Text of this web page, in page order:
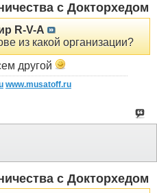
с Докторхедом
R-V-A
из какой организации?
другой
www.musatoff.ru
с Докторхедом